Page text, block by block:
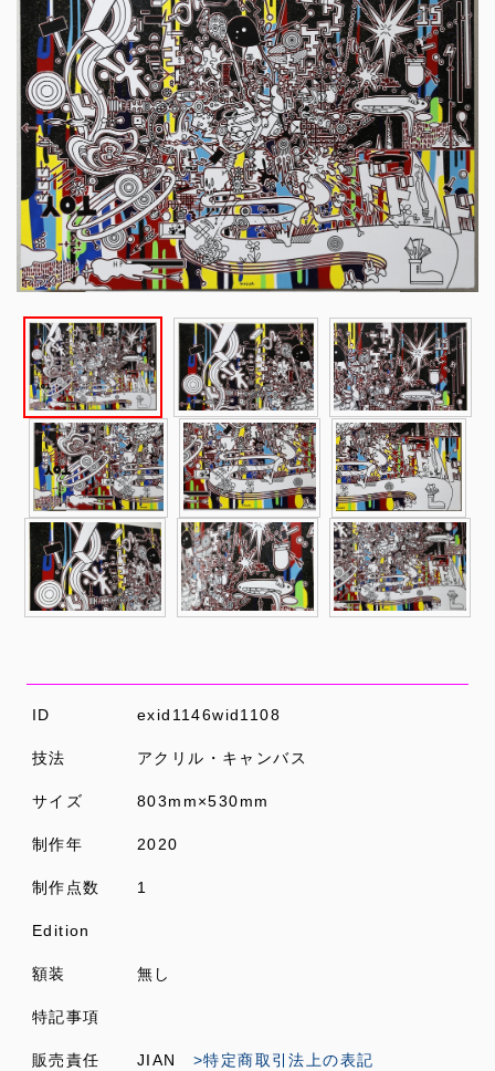
ID exid1146wid1108
技法 アクリル・キャンバス
サイズ 803mm×530mm
制作年 2020
制作点数 1
Edition
額装 無し
特記事項
販売責任 JIAN >特定商取引法上の表記